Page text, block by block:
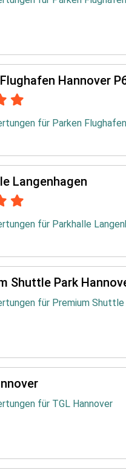
Hannover
für Parken
Langenhagen
für Parkhalle
Shuttle Park
für Premium Shuttle
für TGL Hannover